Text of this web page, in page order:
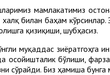
мамлакатимиз
халқ билан баҳам
қизиқиши, шубҳасиз.
муқаддас зиёратгоҳга
осойишталик бўлиши,
сўрайди. Биз ҳамиша бунга